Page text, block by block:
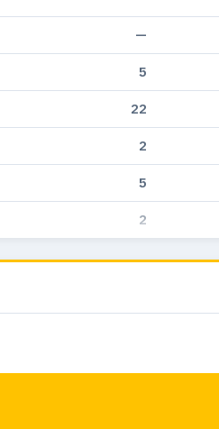
—
5
22
2
5
2